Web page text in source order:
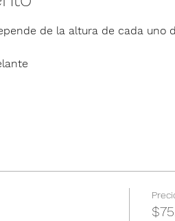
de la altura de cada